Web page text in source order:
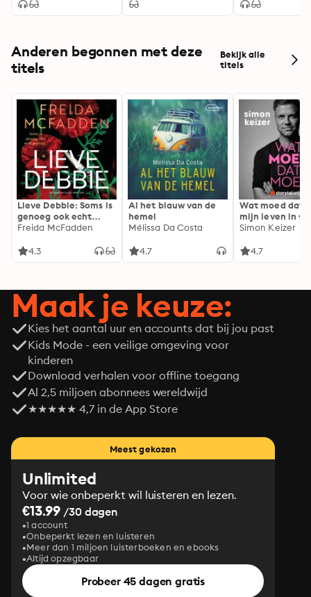
Anderen begonnen met deze
titels
Bekijk alle
titels
Lieve Debbie: Soms is
genoeg ook echt
genoeg...
Freida McFadden
4.3
Al het blauw van de
hemel
Mélissa Da Costa
4.7
Wat moed dat
mijn leven in
Simon Keizer
4.7
Maak je keuze:
Kies het aantal uur en accounts dat bij jou past
Kids Mode - een veilige omgeving voor
kinderen
Download verhalen voor offline toegang
Al 2,5 miljoen abonnees wereldwijd
★★★★★ 4,7 in de App Store
Meest gekozen
Unlimited
Voor wie onbeperkt wil luisteren en lezen.
€13.99 /30 dagen
1 account
Onbeperkt lezen en luisteren
Meer dan 1 miljoen luisterboeken en ebooks
Altijd opzegbaar
Probeer 45 dagen gratis